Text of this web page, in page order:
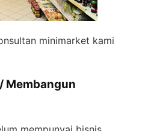
minimarket kami
Membangun